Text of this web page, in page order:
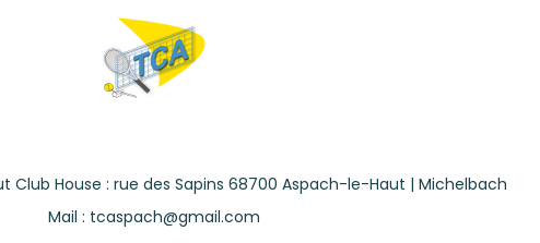
Club House : rue des Sapins 68700 Aspach-le-Haut | Michelbach
Mail : tcaspach@gmail.com